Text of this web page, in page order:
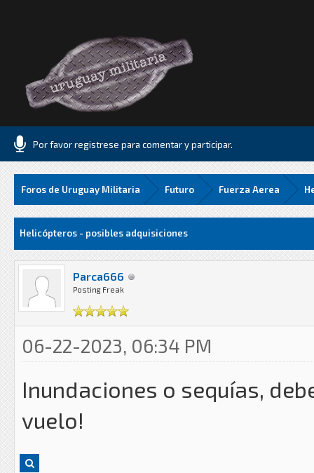
Por favor registrese para comentar y participar.
Foros de Uruguay Militaria Futuro Fuerza Aerea
MediaHelicópteros - posibles adquisiciones
Parca666
Posting Freak
06-22-2023, 06:34 PM
Inundaciones o sequías,
vuelo!